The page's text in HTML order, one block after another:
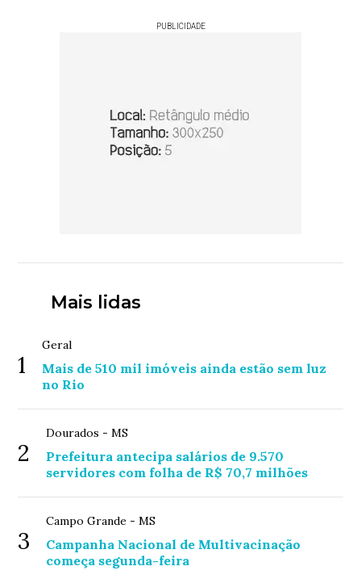
PUBLICIDADE
Mais lidas
1
Geral
Mais de 510 mil imóveis ainda estão sem luz
no Rio
2
Dourados - MS
Prefeitura antecipa salários de 9.570
servidores com folha de R$ 70,7 milhões
3
Campo Grande - MS
Campanha Nacional de Multivacinação
começa segunda-feira